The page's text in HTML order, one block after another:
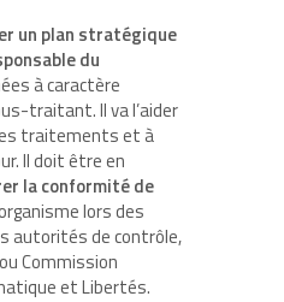
un plan stratégique
du
à caractère
traitant. Il va l’aider
traitements et à
Il doit être en
la conformité de
lors des
autorités de contrôle,
Commission
et Libertés.